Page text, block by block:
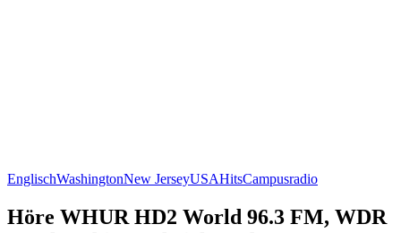
EnglischWashingtonNew JerseyUSAHitsCampusradio
Höre WHUR HD2 World 96.3 FM, WDR